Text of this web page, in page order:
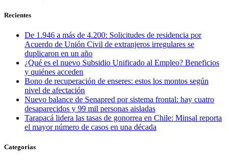
Recientes
De 1.946 a más de 4.200: Solicitudes de residencia por
Acuerdo de Unión Civil de extranjeros irregulares se
duplicaron en un año
¿Qué es el nuevo Subsidio Unificado al Empleo? Beneficios
y quiénes acceden
Bono de recuperación de enseres: estos los montos según
nivel de afectación
Nuevo balance de Senapred por sistema frontal: hay cuatro
desaparecidos y 99 mil personas aisladas
Tarapacá lidera las tasas de gonorrea en Chile: Minsal reporta
el mayor número de casos en una década
Categorias